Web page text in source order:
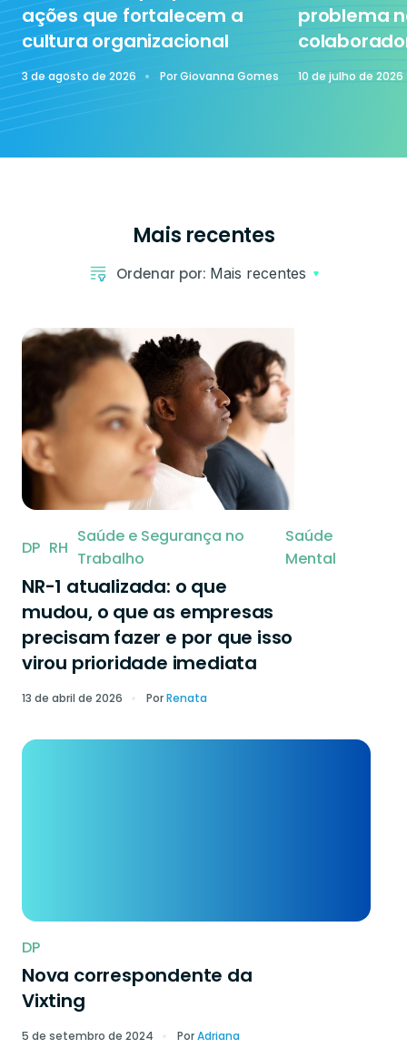
ações que fortalecem a
cultura organizacional
3 de agosto de 2026 PorGiovanna Gomes
problema
10 de julho de 2026
Mais recentes
Ordenar por: Mais recentes
DP RH
Saúde e Segurança no
Trabalho
Saúde
Mental
NR-1 atualizada: o que
mudou, o que as empresas
precisam fazer e por que isso
virou prioridade imediata
13 de abril de 2026 PorRenata
DP
Nova correspondente da
Vixting
5 de setembro de 2024 PorAdriana